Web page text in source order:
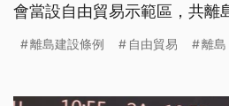
會當設自由貿易示範區，共離
制試驗區，為金廈大橋鋪路。
因為中國離咱真近，怹就咧遐
離島建設條例 自由貿易 離島